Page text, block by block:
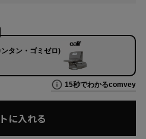
に入れる